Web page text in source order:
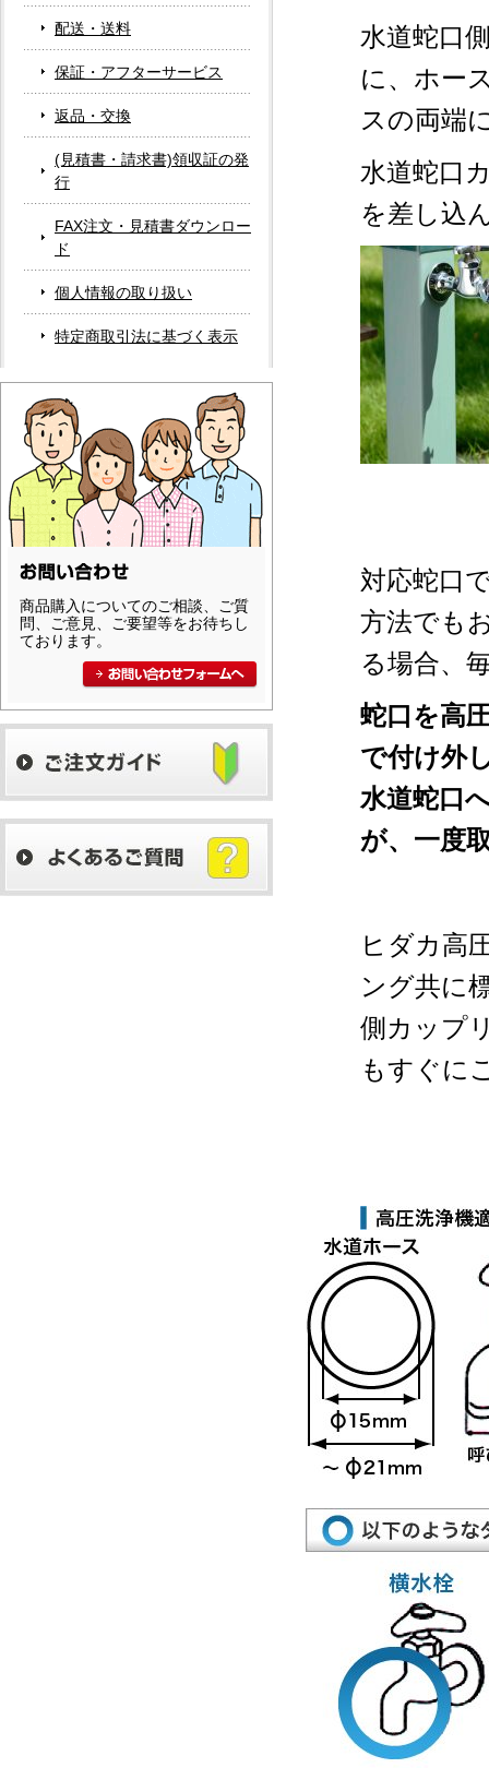
水道蛇口
に、ホー
スの両端
水道蛇口
を差し込
対応蛇口
方法でも
る場合、
蛇口を高
で付け外
水道蛇口
が、一度
ヒダカ高
ング共に
側カップ
もすぐに
配送・送料
保証・アフターサービス
返品・交換
(見積書・請求書)領収証の発
行
FAX注文・見積書ダウンロー
ド
個人情報の取り扱い
特定商取引法に基づく表示
商品購入についてのご相談、ご質
問、ご意見、ご要望等をお待ちし
ております。